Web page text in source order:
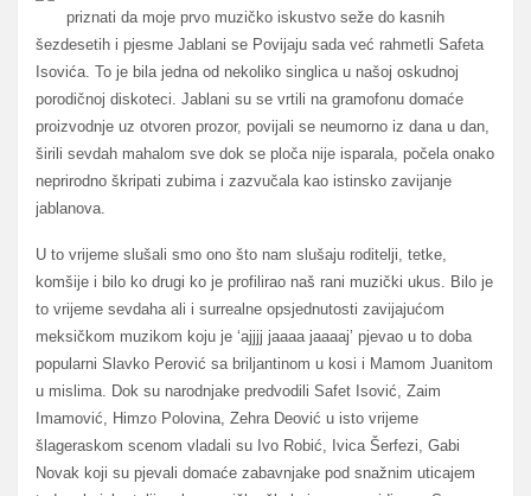
priznati da moje prvo muzičko iskustvo seže do kasnih
šezdesetih i pjesme Jablani se Povijaju sada već rahmetli Safeta
Isovića. To je bila jedna od nekoliko singlica u našoj oskudnoj
porodičnoj diskoteci. Jablani su se vrtili na gramofonu domaće
proizvodnje uz otvoren prozor, povijali se neumorno iz dana u dan,
širili sevdah mahalom sve dok se ploča nije isparala, počela onako
neprirodno škripati zubima i zazvučala kao istinsko zavijanje
jablanova.
U to vrijeme slušali smo ono što nam slušaju roditelji, tetke,
komšije i bilo ko drugi ko je profilirao naš rani muzički ukus. Bilo je
to vrijeme sevdaha ali i surrealne opsjednutosti zavijajućom
meksičkom muzikom koju je ‘ajjjj jaaaa jaaaaj’ pjevao u to doba
popularni Slavko Perović sa briljantinom u kosi i Mamom Juanitom
u mislima. Dok su narodnjake predvodili Safet Isović, Zaim
Imamović, Himzo Polovina, Zehra Deović u isto vrijeme
šlageraskom scenom vladali su Ivo Robić, Ivica Šerfezi, Gabi
Novak koji su pjevali domaće zabavnjake pod snažnim uticajem